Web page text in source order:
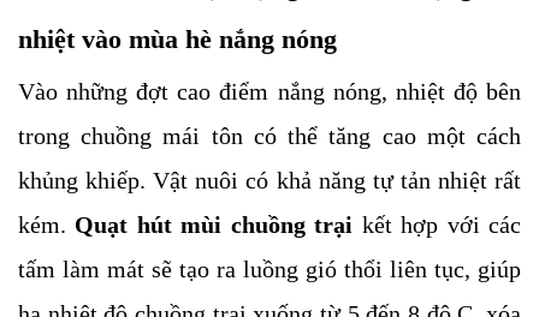
nhiệt vào mùa hè nắng nóng
Vào những đợt cao điểm nắng nóng, nhiệt độ bên
trong chuồng mái tôn có thể tăng cao một cách
khủng khiếp. Vật nuôi có khả năng tự tản nhiệt rất
kém. Quạt hút mùi chuồng trại kết hợp với các
tấm làm mát sẽ tạo ra luồng gió thổi liên tục, giúp